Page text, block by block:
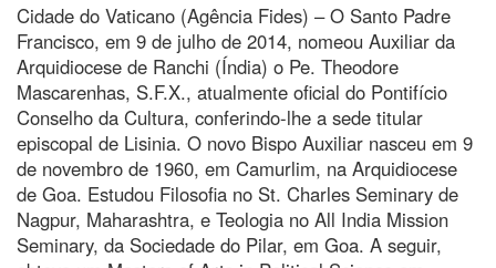
Cidade do Vaticano (Agência Fides) – O Santo Padre
Francisco, em 9 de julho de 2014, nomeou Auxiliar da
Arquidiocese de Ranchi (Índia) o Pe. Theodore
Mascarenhas, S.F.X., atualmente oficial do Pontifício
Conselho da Cultura, conferindo-lhe a sede titular
episcopal de Lisinia. O novo Bispo Auxiliar nasceu em 9
de novembro de 1960, em Camurlim, na Arquidiocese
de Goa. Estudou Filosofia no St. Charles Seminary de
Nagpur, Maharashtra, e Teologia no All India Mission
Seminary, da Sociedade do Pilar, em Goa. A seguir,